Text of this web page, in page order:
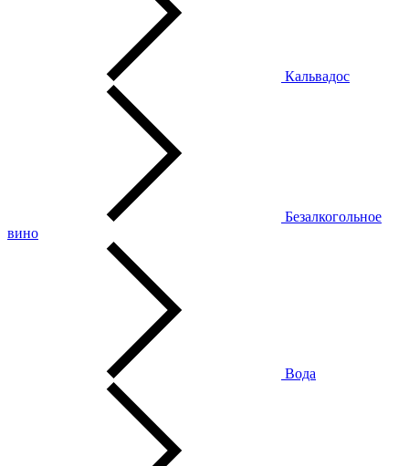
Кальвадос
Безалкогольное
вино
Вода